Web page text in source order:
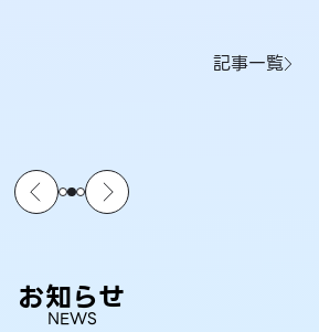
記事一覧
お知らせ
NEWS